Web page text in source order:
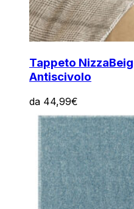
Tappeto Nizza
Antiscivolo
da 44,99€